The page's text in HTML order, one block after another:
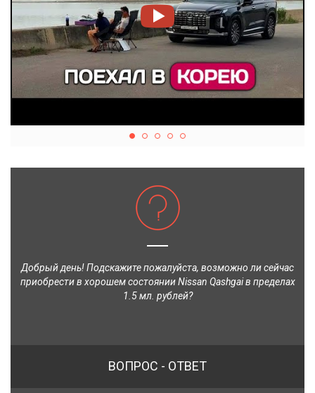
Добрый день! Подскажите пожалуйста, возможно ли сейчас
приобрести в хорошем состоянии Nissan Qashgai в пределах
1.5 мл. рублей?
ВОПРОС - ОТВЕТ